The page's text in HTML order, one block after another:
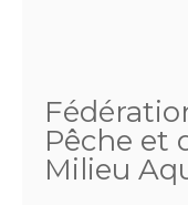
Pêche et
Milieu